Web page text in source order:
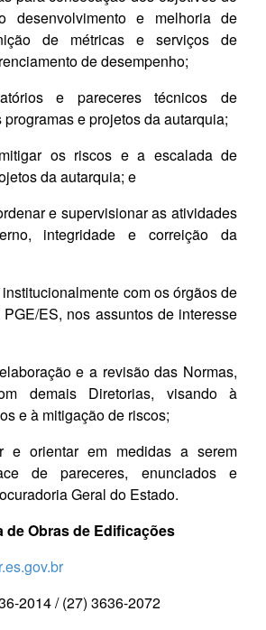
desenvolvimento e melhoria de
de métricas e serviços de
de desempenho;
e pareceres técnicos de
e projetos da autarquia;
os riscos e a escalada de
da autarquia; e
e supervisionar as atividades
integridade e correição da
com os órgãos de
ES, nos assuntos de interesse
e a revisão das Normas,
demais Diretorias, visando à
e à mitigação de riscos;
e orientar em medidas a serem
de pareceres, enunciados e
Geral do Estado.
de Obras de Edificações
2014 / (27) 3636-2072